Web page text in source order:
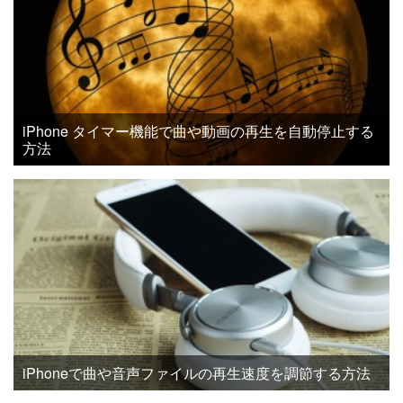
iPhone タイマー機能で曲や動画の再生を自動停止する
方法
iPhoneで曲や音声ファイルの再生速度を調節する方法